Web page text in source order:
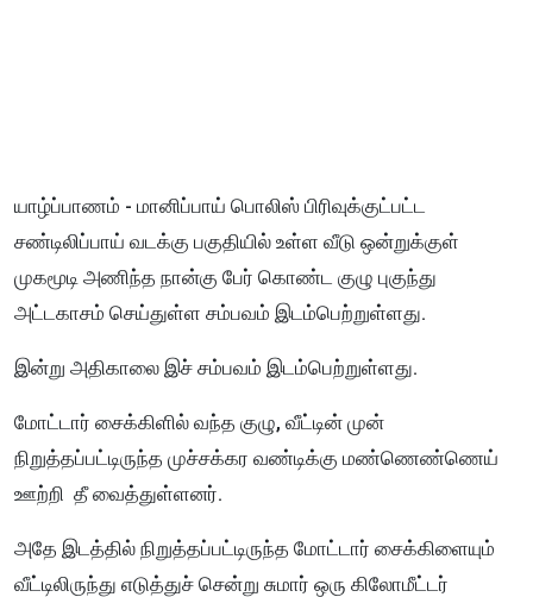
யாழ்ப்பாணம் - மானிப்பாய் பொலிஸ் பிரிவுக்குட்பட்ட
சண்டிலிப்பாய் வடக்கு பகுதியில் உள்ள வீடு ஒன்றுக்குள்
முகமூடி அணிந்த நான்கு பேர் கொண்ட குழு புகுந்து
அட்டகாசம் செய்துள்ள சம்பவம் இடம்பெற்றுள்ளது.
இன்று அதிகாலை இச் சம்பவம் இடம்பெற்றுள்ளது.
மோட்டார் சைக்கிளில் வந்த குழு, வீட்டின் முன்
நிறுத்தப்பட்டிருந்த முச்சக்கர வண்டிக்கு மண்ணெண்ணெய்
ஊற்றி தீ வைத்துள்ளனர்.
அதே இடத்தில் நிறுத்தப்பட்டிருந்த மோட்டார் சைக்கிளையும்
வீட்டிலிருந்து எடுத்துச் சென்று சுமார் ஒரு கிலோமீட்டர்